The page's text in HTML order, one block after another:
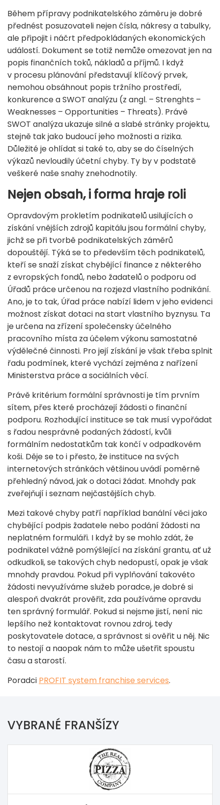
Během přípravy podnikatelského záměru je dobré
přednést posuzovateli nejen čísla, nákresy a tabulky,
ale připojit i náčrt předpokládaných ekonomických
událostí. Dokument se totiž nemůže omezovat jen na
popis finančních toků, nákladů a příjmů. I když
v procesu plánování představují klíčový prvek,
nemohou obsáhnout popis tržního prostředí,
konkurence a SWOT analýzu (z angl. – Strenghts –
Weaknesses – Opportunities – Threats). Právě
SWOT analýza ukazuje silné a slabé stránky projektu,
stejně tak jako budoucí jeho možnosti a rizika.
Důležité je ohlídat si také to, aby se do číselných
výkazů nevloudily účetní chyby. Ty by v podstatě
veškeré naše snahy znehodnotily.
Nejen obsah, i forma hraje roli
Opravdovým prokletím podnikatelů usilujících o
získání vnějších zdrojů kapitálu jsou formální chyby,
jichž se při tvorbě podnikatelských záměrů
dopouštějí. Týká se to především těch podnikatelů,
kteří se snaží získat chybějící finance z některého
z evropských fondů, nebo žadatelů o podporu od
Úřadů práce určenou na rozjezd vlastního podnikání.
Ano, je to tak, Úřad práce nabízí lidem v jeho evidenci
možnost získat dotaci na start vlastního byznysu. Ta
je určena na zřízení společensky účelného
pracovního místa za účelem výkonu samostatné
výdělečné činnosti. Pro její získání je však třeba splnit
řadu podmínek, které vychází zejména z nařízení
Ministerstva práce a sociálních věcí.
Právě kritérium formální správnosti je tím prvním
sítem, přes které procházejí žádosti o finanční
podporu. Rozhodující instituce se tak musí vypořádat
s řadou nesprávně podaných žádostí, kvůli
formálním nedostatkům tak končí v odpadkovém
koši. Děje se to i přesto, že instituce na svých
internetových stránkách většinou uvádí poměrně
přehledný návod, jak o dotaci žádat. Mnohdy pak
zveřejňují i seznam nejčastějších chyb.
Mezi takové chyby patří například banální věci jako
chybějící podpis žadatele nebo podání žádosti na
neplatném formuláři. I když by se mohlo zdát, že
podnikatel vážně pomýšlející na získání grantu, ať už
odkudkoli, se takových chyb nedopustí, opak je však
mnohdy pravdou. Pokud při vyplňování takovéto
žádosti nevyužíváme služeb poradce, je dobré si
alespoň dvakrát prověřit, zda používáme opravdu
ten správný formulář. Pokud si nejsme jistí, není nic
lepšího než kontaktovat rovnou zdroj, tedy
poskytovatele dotace, a správnost si ověřit u něj. Nic
to nestojí a naopak nám to může ušetřit spoustu
času a starostí.
Poradci PROFIT system franchise services.
VYBRANÉ FRANŠÍZY